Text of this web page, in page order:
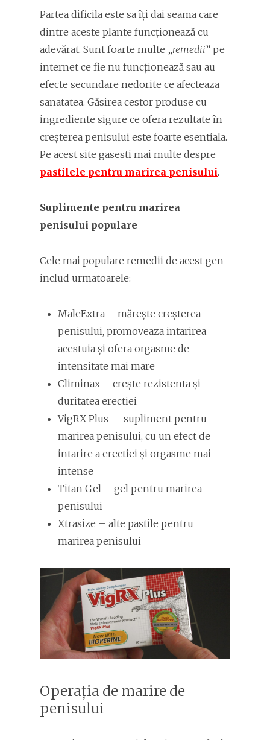
Partea dificila este sa îți dai seama care
dintre aceste plante funcționează cu
adevărat. Sunt foarte multe „remedii” pe
internet ce fie nu funcționează sau au
efecte secundare nedorite ce afecteaza
sanatatea. Găsirea cestor produse cu
ingrediente sigure ce ofera rezultate în
creșterea penisului este foarte esentiala.
Pe acest site gasesti mai multe despre
pastilele pentru marirea penisului.
Suplimente pentru marirea
penisului populare
Cele mai populare remedii de acest gen
includ urmatoarele:
MaleExtra – mărește creșterea
penisului, promoveaza intarirea
acestuia și ofera orgasme de
intensitate mai mare
Climinax – crește rezistenta și
duritatea erectiei
VigRX Plus – supliment pentru
marirea penisului, cu un efect de
intarire a erectiei și orgasme mai
intense
Titan Gel – gel pentru marirea
penisului
Xtrasize – alte pastile pentru
marirea penisului
Operația de marire de
penisului